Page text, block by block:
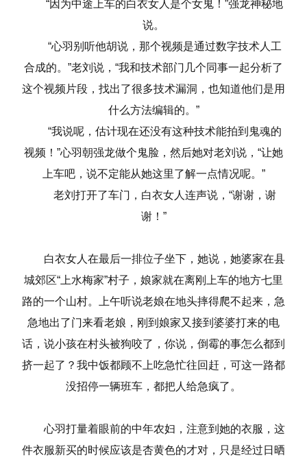
“因为中途上车的白衣女人是个女鬼！”强龙神秘地
说。
“心羽别听他胡说，那个视频是通过数字技术人工
合成的。”老刘说，“我和技术部门几个同事一起分析了
这个视频片段，找出了很多技术漏洞，也知道他们是用
什么方法编辑的。”
“我说呢，估计现在还没有这种技术能拍到鬼魂的
视频！”心羽朝强龙做个鬼脸，然后她对老刘说，“让她
上车吧，说不定能从她这里了解一点情况呢。”
老刘打开了车门，白衣女人连声说，“谢谢，谢
谢！”
白衣女人在最后一排位子坐下，她说，她婆家在县
城郊区“上水梅家”村子，娘家就在离刚上车的地方七里
路的一个山村。上午听说老娘在地头摔得爬不起来，急
急地出了门来看老娘，刚到娘家又接到婆婆打来的电
话，说小孩在村头被狗咬了，你说，倒霉的事怎么都到
挤一起了？我中饭都顾不上吃急忙往回赶，可这一路都
没招停一辆班车，都把人给急疯了。
心羽打量着眼前的中年农妇，注意到她的衣服，这
件衣服新买的时候应该是杏黄色的才对，只是经过日晒